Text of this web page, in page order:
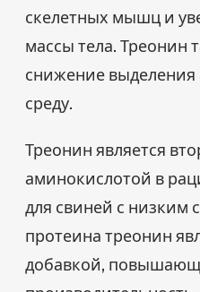
скелетных мышц и
массы тела. Треонин
снижение
среду.
Треонин является
аминокислотой в
для свиней с низким
протеина треонин
добавкой,